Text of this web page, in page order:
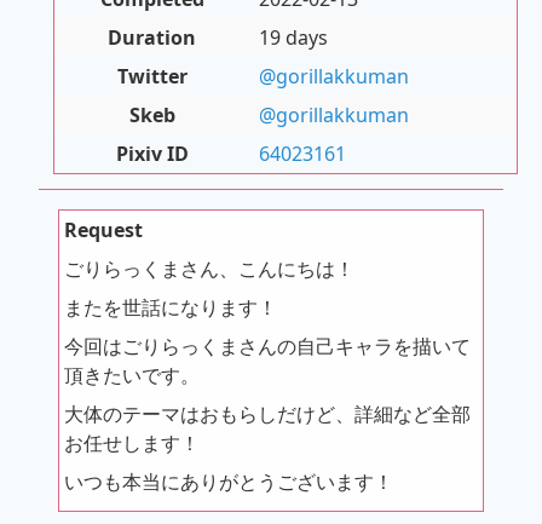
Duration
19 days
Twitter
@gorillakkuman
Skeb
@gorillakkuman
Pixiv ID
64023161
Request
ごりらっくまさん、こんにちは！
またを世話になります！
今回はごりらっくまさんの自己キャラを描いて
頂きたいです。
大体のテーマはおもらしだけど、詳細など全部
お任せします！
いつも本当にありがとうございます！